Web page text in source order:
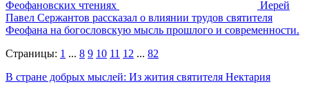
Феофановских чтениях
Иерей
Павел Сержантов рассказал о влиянии трудов святителя
Феофана на богословскую мысль прошлого и современности.
Страницы: 1 ... 8 9 10 11 12 ... 82
В стране добрых мыслей: Из жития святителя Нектария